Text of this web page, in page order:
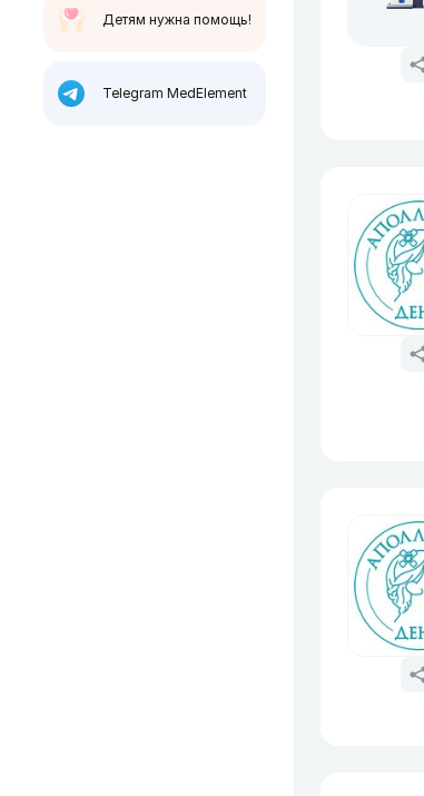
Детям нужна помощь!
Telegram MedElement